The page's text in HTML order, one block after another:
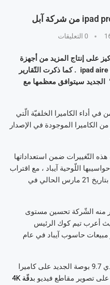
0 التعليقات
على إنتاج المزيد من أجهزة
ipad pro ، مع التّخلي تدريجيّا عن ipad aire . كما ذكرت التّقارير
” الجديد سيتوافق معظمها مع
في أداء الكاميرا الخلفيّة الّتي
، بدلا من الكاميرا الموجودة في الإصدار
هذه التّغييرات ضمن استعداداتها
اللّوحية آيباد ، مع اقتراب
موعد حدثها الخاصّ المزمع عقده بتاريخ 21 مارس الحالي في
منه الشّركة تحسين مستوى
أعرب تيم كوك الرئيس
مبيعات حاسوب آيباد في عام
وسيحتوي حاسوب ” آيباد برو ” ذي 9.7 بوصة الجديد على كاميرا
دقّة 4K